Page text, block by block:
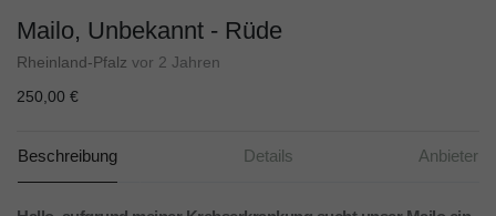
Mailo, Unbekannt - Rüde
Rheinland-Pfalz vor 2 Jahren
250,00 €
Beschreibung Details Anbieter